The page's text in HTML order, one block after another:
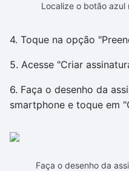
Localize o botão
4. Toque na opção
5. Acesse "Criar
6. Faça o desenho da
smartphone e toque em
Faça o desenho da